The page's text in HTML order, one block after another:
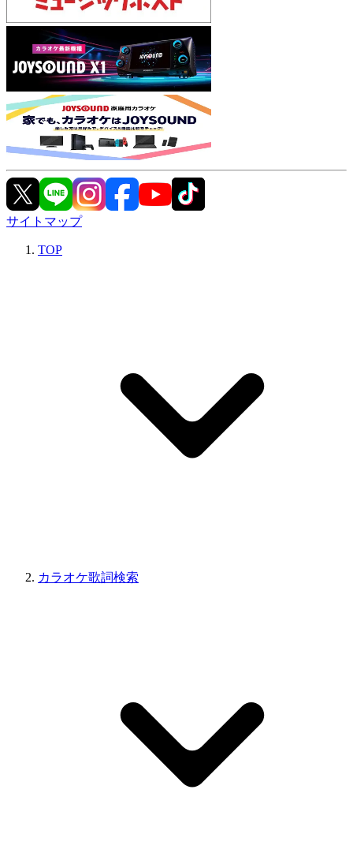
サイトマップ
TOP
カラオケ歌詞検索